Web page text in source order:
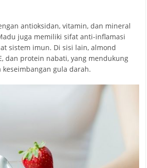
antioksidan, vitamin, dan mineral
juga memiliki sifat anti-inflamasi
sistem imun. Di sisi lain, almond
dan protein nabati, yang mendukung
gula darah.